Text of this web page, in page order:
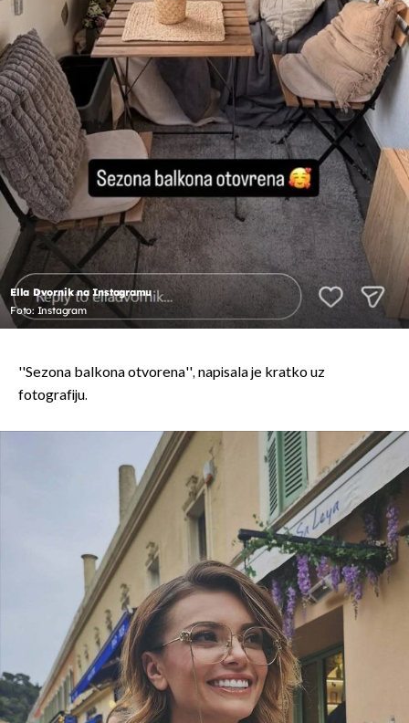
Ella Dvornik na Instagramu
Foto: Instagram
''Sezona balkona otvorena'', napisala je kratko uz
fotografiju.